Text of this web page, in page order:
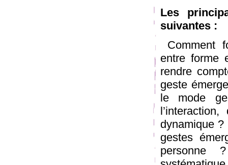
Les
suivantes :
Comment
entre forme
rendre
geste
le mode
dynamique ?
gestes
personne